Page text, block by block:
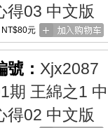
得03 中文版
NT$80元
號： Xjx2087
期 王綿之1
得02 中文版